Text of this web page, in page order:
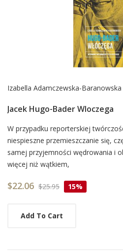
Izabella Adamczewska-Baranowska
Jacek Hugo-Bader Wloczega
Card
List
Article
W przypadku reporterskiej
niespieszne przemieszczanie się,
samej przyjemności wędrowania i
więcej niż wątkiem,
$22.06 $25.95 15%
Add To Cart